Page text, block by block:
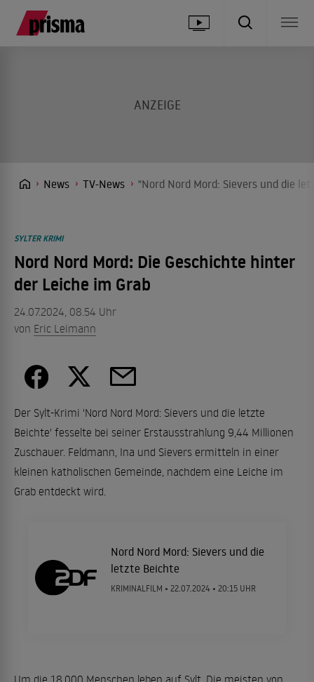
News TV-News "Nord Nord Mord: Sievers und die
SYLTER KRIMI
Nord Nord Mord: Die Geschichte hinter
der Leiche im Grab
24.07.2024, 08.54 Uhr
von Eric Leimann
Der Sylt-Krimi 'Nord Nord Mord: Sievers und die letzte
Beichte' fesselte bei seiner Erstausstrahlung 9,44 Millionen
Zuschauer. Feldmann, Ina und Sievers ermitteln in einer
kleinen katholischen Gemeinde, nachdem eine Leiche im
Grab entdeckt wird.
Nord Nord Mord: Sievers und die
letzte Beichte
KRIMINALFILM • 22.07.2024 • 20:15 UHR
Um die 18.000 Menschen leben auf Sylt. Die meisten von